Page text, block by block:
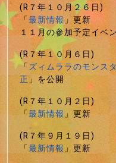
(R７年１０月２６日)
「最新情報」更新
１１月の参加予定イベ
(R７年１０月６日)
「ズィムララのモン
正」を公開
(R７年１０月２日)
「最新情報」更新
(R７年９月１９日)
「最新情報」更新